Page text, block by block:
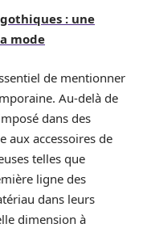
: une
mode
de mentionner
Au-delà de
dans des
aux accessoires de
telles que
ligne des
dans leurs
dimension à